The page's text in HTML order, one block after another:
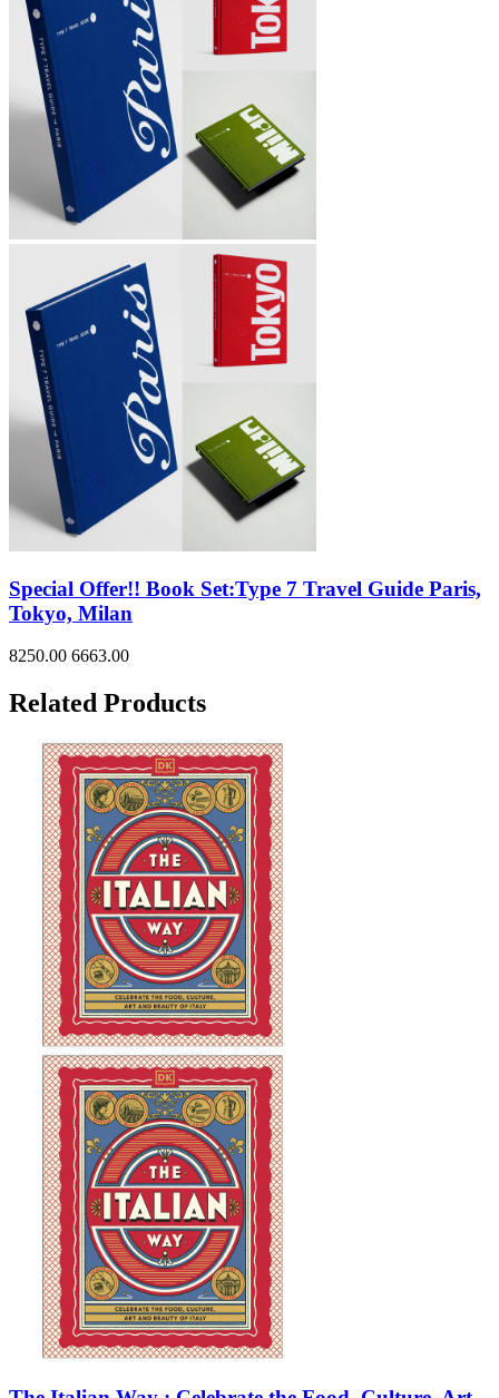
Special Offer!! Book Set:Type 7 Travel Guide Paris,
Tokyo, Milan
8250.00 6663.00
Related Products